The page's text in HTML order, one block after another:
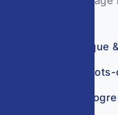
Audit technique
Ciblage de
Netlinking